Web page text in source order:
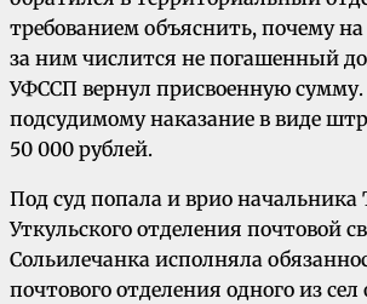
требованием объяснить, почему на
за ним числится не погашенный
УФССП вернул присвоенную сумму.
подсудимому наказание в виде
50 000 рублей.
Под суд попала и врио
Уткульского отделения почтовой
Сольилечанка исполняла
почтового отделения одного из